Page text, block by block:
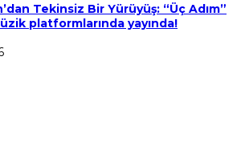
Tekinsiz Bir Yürüyüş: “Üç Adım”
platformlarında yayında!